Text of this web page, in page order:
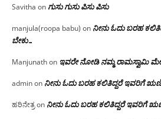
Savitha on ಗುಸು ಗುಸು ಪಿಸು ಪಿಸು
manjula(roopa babu) on ನೀನು ಓದು ಬರಹ
ಬೇಕು…
Manjunathon ಇವರೇ‌ ನೋಡಿ‌ ನಮ್ಮ‌ ರಾಮಸ್ವಾಮಿ
adminon ನೀನು ಓದು ಬರಹ ಕಲಿತಿದ್ದರೆ ಇವರಿಗೆ
ಹರಿನೇತ್ರon ನೀನು ಓದು ಬರಹ ಕಲಿತಿದ್ದರೆ ಇವರಿಗೆ